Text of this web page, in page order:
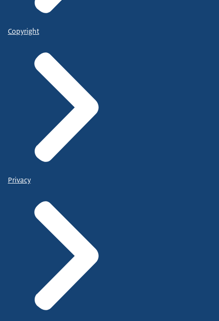
Copyright
Privacy